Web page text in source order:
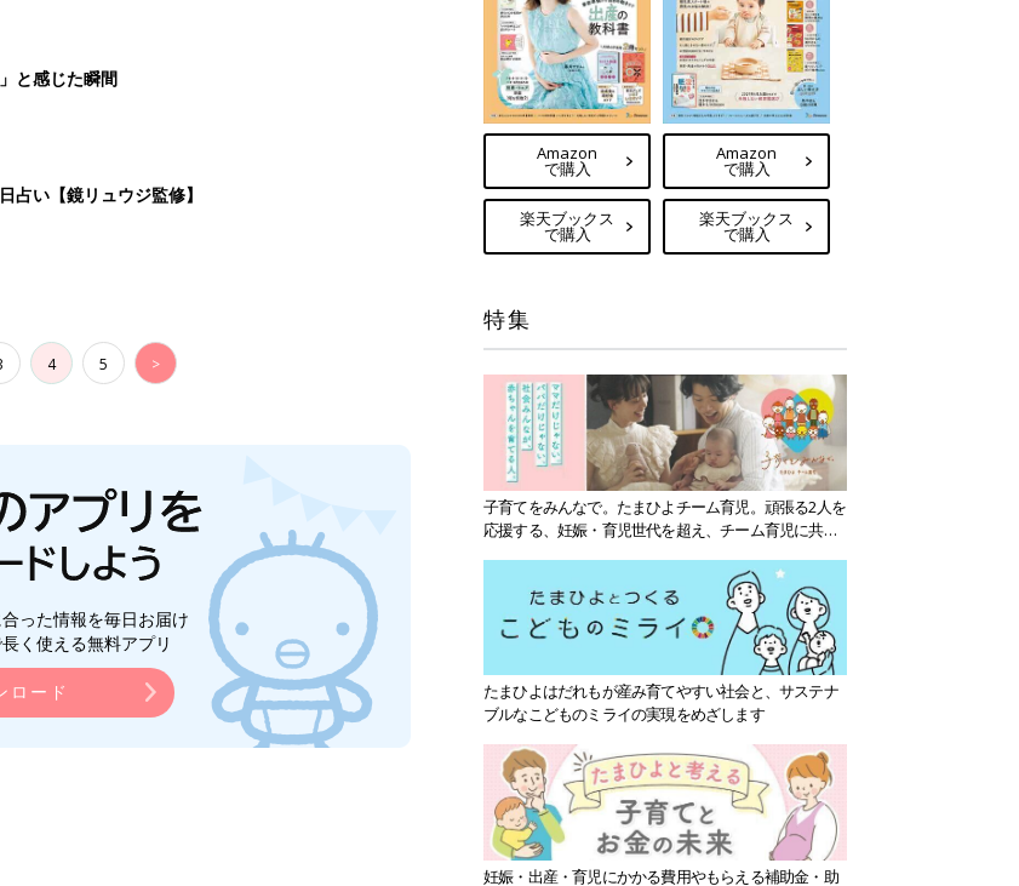
Amazon
で購入
楽天ブックス
で購入
Amazon
で購入
楽天ブックス
で購入
特集
子育てをみんなで。たまひよチーム育児。頑張る2人を
応援する、妊娠・育児世代を超え、チーム育児に共感
たまひよはだれもが産み育てやすい社会と、サステナ
ブルなこどものミライの実現をめざします
妊娠・出産・育児にかかる費用やもらえる補助金・助